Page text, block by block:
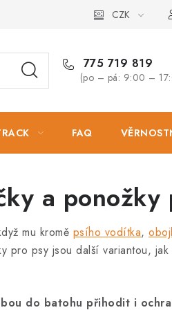
Podmínky ochrany osobních údajů
CZK
775 719 819
(po – pá: 9:00 –
FAQ
a ponožky
mu kromě psího vodítka,
psy jsou další variantou,
do batohu přihodit i